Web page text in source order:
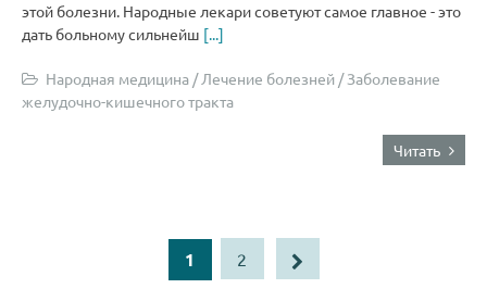
этой болезни. Народные лекари советуют самое главное - это
дать больному сильнейш [...]
Народная медицина /Лечение болезней /Заболевание
желудочно-кишечного тракта
Читать
1 2